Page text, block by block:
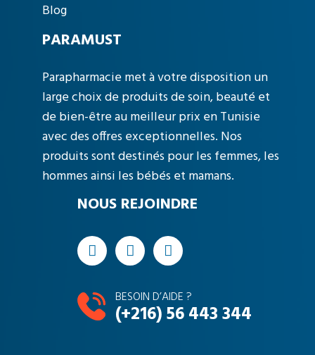
Blog
PARAMUST
Parapharmacie met à votre disposition un
large choix de produits de soin, beauté et
de bien-être au meilleur prix en Tunisie
avec des offres exceptionnelles. Nos
produits sont destinés pour les femmes, les
hommes ainsi les bébés et mamans.
NOUS REJOINDRE
BESOIN D’AIDE ?
(+216) 56 443 344